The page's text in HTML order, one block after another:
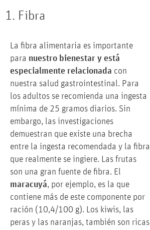
1. Fibra
La fibra alimentaria es importante
para nuestro bienestar y está
especialmente relacionada con
nuestra salud gastrointestinal. Para
los adultos se recomienda una ingesta
mínima de 25 gramos diarios. Sin
embargo, las investigaciones
demuestran que existe una brecha
entre la ingesta recomendada y la fibra
que realmente se ingiere. Las frutas
son una gran fuente de fibra. El
maracuyá, por ejemplo, es la que
contiene más de este componente por
ración (10,4/100 g). Los kiwis, las
peras y las naranjas, también son ricas